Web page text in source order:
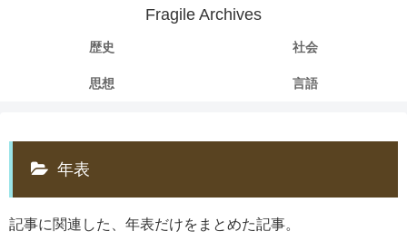
Fragile Archives
歴史 社会
思想 言語
年表
記事に関連した、年表だけをまとめた記事。